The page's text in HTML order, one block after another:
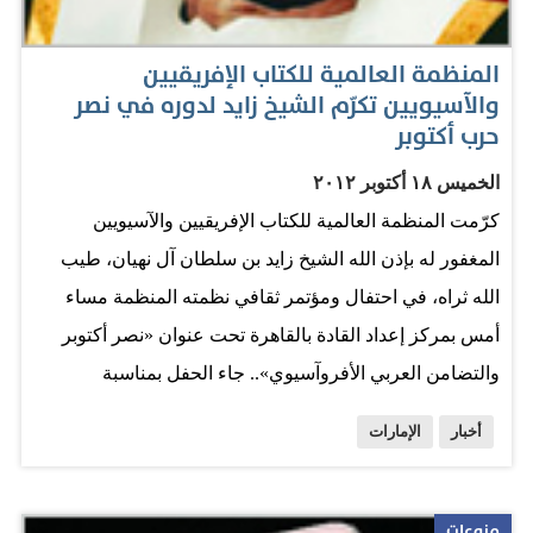
التحويل التي تربطها بالشبكة على شركة فرست سولار، بعد
تقييم العروض الستة التي تلقتها…
المنظمة العالمية للكتاب الإفريقيين
والآسيويين تكرّم الشيخ زايد لدوره في نصر
حرب أكتوبر
الخميس ١٨ أكتوبر ٢٠١٢
كرّمت المنظمة العالمية للكتاب الإفريقيين والآسيويين
المغفور له بإذن الله الشيخ زايد بن سلطان آل نهيان، طيب
الله ثراه، في احتفال ومؤتمر ثقافي نظمته المنظمة مساء
أمس بمركز إعداد القادة بالقاهرة تحت عنوان «نصر أكتوبر
والتضامن العربي الأفروآسيوي».. جاء الحفل بمناسبة
الإدارة عمر الصوالحي، لـ"البيان"، أن المؤتمر الذي عقد أمس
أخبار الإمارات